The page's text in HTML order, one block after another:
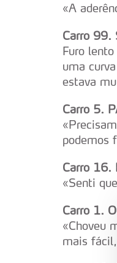
«A
Carro 99.
Furo
uma
estava
Carro 5.
podemos
Carro 16.
«Senti
Carro 1.
«Choveu
mais fácil,